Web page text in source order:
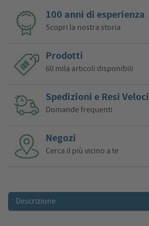
100 anni di esperienza
Scopri la nostra storia
Prodotti
60 mila articoli disponibili
Spedizioni e Resi Veloci
Domande frequenti
Negozi
Cerca il più vicino a te
Descrizione